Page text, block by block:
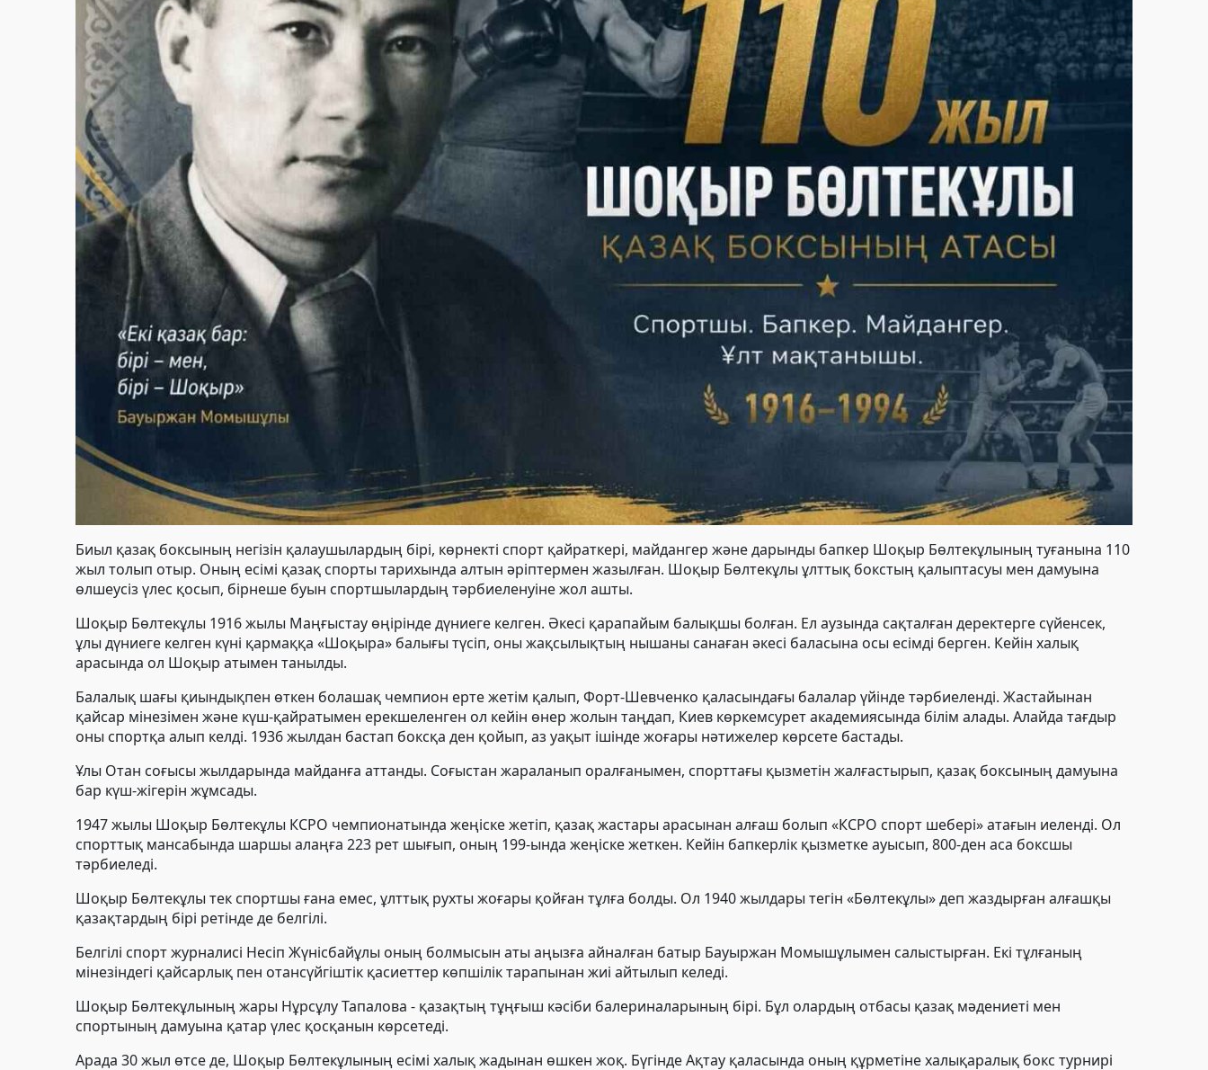
Биыл қазақ боксының негізін қалаушылардың бірі, көрнекті спорт қайраткері, майдангер және дарынды бапкер Шоқыр Бөлтекұлының туғанына 110
жыл толып отыр. Оның есімі қазақ спорты тарихында алтын әріптермен жазылған. Шоқыр Бөлтекұлы ұлттық бокстың қалыптасуы мен дамуына
өлшеусіз үлес қосып, бірнеше буын спортшылардың тәрбиеленуіне жол ашты.
Шоқыр Бөлтекұлы 1916 жылы Маңғыстау өңірінде дүниеге келген. Әкесі қарапайым балықшы болған. Ел аузында сақталған деректерге сүйенсек,
ұлы дүниеге келген күні қармаққа «Шоқыра» балығы түсіп, оны жақсылықтың нышаны санаған әкесі баласына осы есімді берген. Кейін халық
арасында ол Шоқыр атымен танылды.
Балалық шағы қиындықпен өткен болашақ чемпион ерте жетім қалып, Форт-Шевченко қаласындағы балалар үйінде тәрбиеленді. Жастайынан
қайсар мінезімен және күш-қайратымен ерекшеленген ол кейін өнер жолын таңдап, Киев көркемсурет академиясында білім алады. Алайда тағдыр
оны спортқа алып келді. 1936 жылдан бастап боксқа ден қойып, аз уақыт ішінде жоғары нәтижелер көрсете бастады.
Ұлы Отан соғысы жылдарында майданға аттанды. Соғыстан жараланып оралғанымен, спорттағы қызметін жалғастырып, қазақ боксының дамуына
бар күш-жігерін жұмсады.
1947 жылы Шоқыр Бөлтекұлы КСРО чемпионатында жеңіске жетіп, қазақ жастары арасынан алғаш болып «КСРО спорт шебері» атағын иеленді. Ол
спорттық мансабында шаршы алаңға 223 рет шығып, оның 199-ында жеңіске жеткен. Кейін бапкерлік қызметке ауысып, 800-ден аса боксшы
тәрбиеледі.
Шоқыр Бөлтекұлы тек спортшы ғана емес, ұлттық рухты жоғары қойған тұлға болды. Ол 1940 жылдары тегін «Бөлтекұлы» деп жаздырған алғашқы
қазақтардың бірі ретінде де белгілі.
Белгілі спорт журналисі Несіп Жүнісбайұлы оның болмысын аты аңызға айналған батыр Бауыржан Момышұлымен салыстырған. Екі тұлғаның
мінезіндегі қайсарлық пен отансүйгіштік қасиеттер көпшілік тарапынан жиі айтылып келеді.
Шоқыр Бөлтекұлының жары Нұрсұлу Тапалова - қазақтың тұңғыш кәсіби балериналарының бірі. Бұл олардың отбасы қазақ мәдениеті мен
спортының дамуына қатар үлес қосқанын көрсетеді.
Арада 30 жыл өтсе де, Шоқыр Бөлтекұлының есімі халық жадынан өшкен жоқ. Бүгінде Ақтау қаласында оның құрметіне халықаралық бокс турнирі